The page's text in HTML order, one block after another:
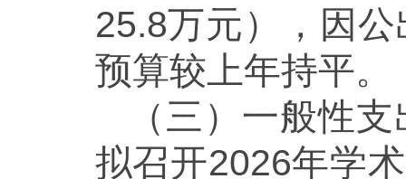
25.8万元），因
预算较上年持平。
（三）一般性
拟召开2026年学